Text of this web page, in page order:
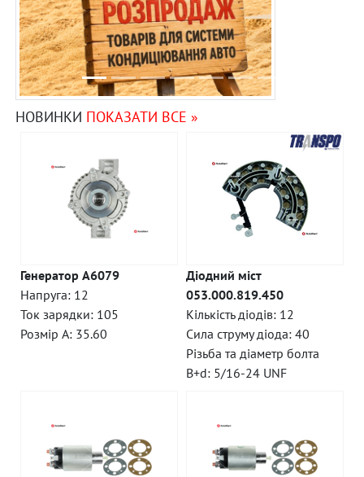
НОВИНКИ ПОКАЗАТИ ВСЕ »
Генератор A6079
Напруга: 12
Ток зарядки: 105
Розмір A: 35.60
Діодний міст
053.000.819.450
Кількість діодів: 12
Сила струму діода: 40
Різьба та діаметр болта
B+d: 5/16-24 UNF